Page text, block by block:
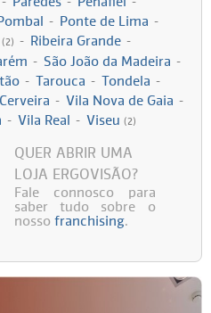
- Ponte de Lima -
(2) - Ribeira Grande -
- São João da Madeira -
- Tarouca - Tondela -
- Vila Nova de Gaia -
- Vila Real - Viseu (2)
QUER ABRIR UMA
LOJA ERGOVISÃO?
Fale connosco para
saber tudo sobre o
nosso franchising.